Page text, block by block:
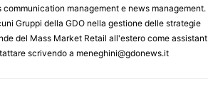
management e news management.
Gruppi della GDO nella gestione delle strategie
del Mass Market Retail all'estero come assistant
scrivendo a meneghini@gdonews.it